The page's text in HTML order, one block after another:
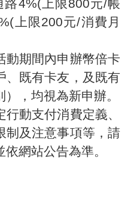
4%(上限800元/帳
上限200元/消費月
動期間內申辦幣倍卡
、既有卡友，及既有
，均視為新申辦。
動支付消費定義、
制及注意事項等，請
網站公告為準。